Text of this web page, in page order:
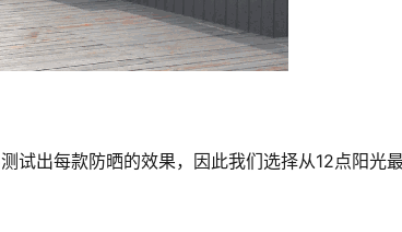
试出每款防晒的效果，因此我们选择从12点阳光